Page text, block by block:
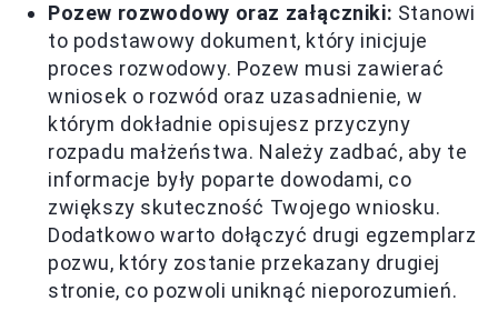
Pozew rozwodowy oraz załączniki: Stanowi
to podstawowy dokument, który inicjuje
proces rozwodowy. Pozew musi zawierać
wniosek o rozwód oraz uzasadnienie, w
którym dokładnie opisujesz przyczyny
rozpadu małżeństwa. Należy zadbać, aby te
informacje były poparte dowodami, co
zwiększy skuteczność Twojego wniosku.
Dodatkowo warto dołączyć drugi egzemplarz
pozwu, który zostanie przekazany drugiej
stronie, co pozwoli uniknąć nieporozumień.